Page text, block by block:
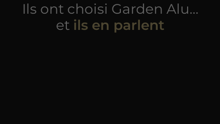
Ils ont choisi Garden Alu…
et ils en parlent